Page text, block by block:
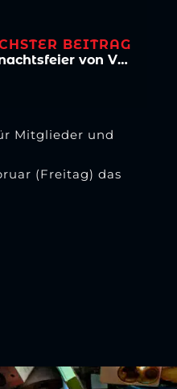
BEITRAG
Besinnliche Stimmung bei der Weihnachtsfeier von Viktoria Köln
Mitglieder und
(Freitag) das